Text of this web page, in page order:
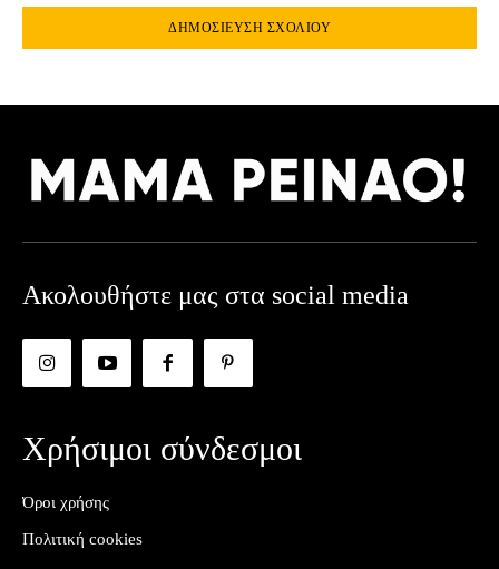
Ακολουθήστε μας στα social media
Χρήσιμοι σύνδεσμοι
Όροι χρήσης
Πολιτική cookies